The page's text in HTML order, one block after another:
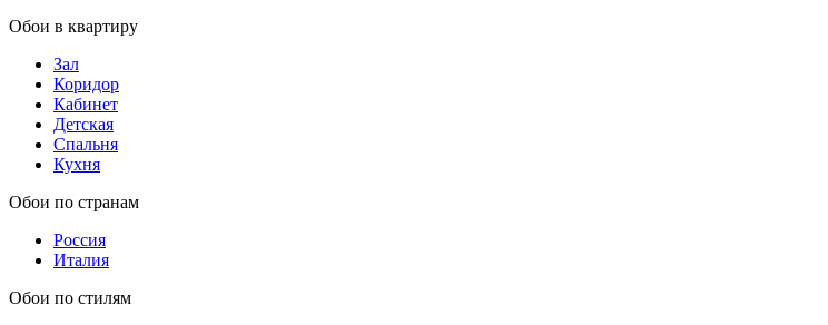
Обои в квартиру
Зал
Коридор
Кабинет
Детская
Спальня
Кухня
Обои по странам
Россия
Италия
Обои по стилям